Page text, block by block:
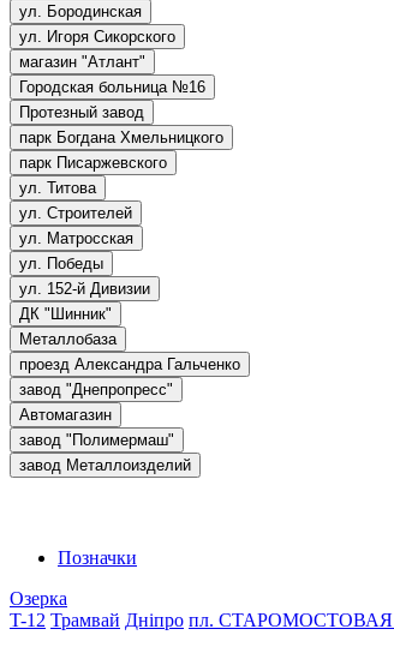
ул. Бородинская
ул. Игоря Сикорского
магазин "Атлант"
Городская больница №16
Протезный завод
парк Богдана Хмельницкого
парк Писаржевского
ул. Титова
ул. Строителей
ул. Матросская
ул. Победы
ул. 152-й Дивизии
ДК "Шинник"
Металлобаза
проезд Александра Гальченко
завод "Днепропресс"
Автомагазин
завод "Полимермаш"
завод Металлоизделий
Позначки
Озерка
T-12 Трамвай Дніпро пл. СТАРОМОСТОВАЯ